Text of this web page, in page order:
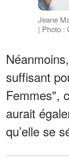
Jeane
| Photo :
suffisant
Femmes",
aurait
qu’elle se